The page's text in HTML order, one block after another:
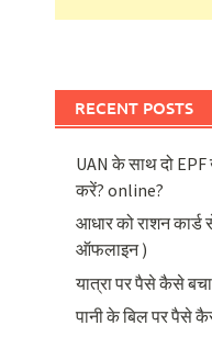
RECENT POSTS
UAN के साथ दो
करें? online?
आधार को राशन
ऑफलाइन )
यात्रा पर पैसे कैसे
पानी के बिल पर पैसे